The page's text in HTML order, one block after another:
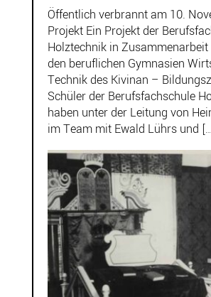
Öffentlich verbrannt am 10.
Projekt Ein Projekt der
Holztechnik in
den beruflichen Gymnasien
Technik des Kivinan –
Schüler der Berufsfachschule
haben unter der Leitung von
im Team mit Ewald Lührs und